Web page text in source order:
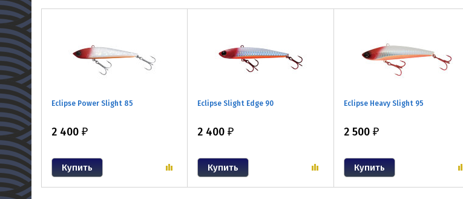
Eclipse Power Slight 85
2 400 ₽
Eclipse Slight Edge 90
2 400₽
Eclipse Heavy Slight 95
2 500 ₽